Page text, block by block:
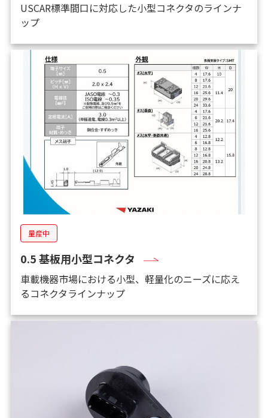
USCAR標準間口に対応した小型コネクタのラインナ
ップ
量産中
0.5 基板用小型コネクタ
車載機器市場における小型、軽量化のニーズに応え
るコネクタラインナップ